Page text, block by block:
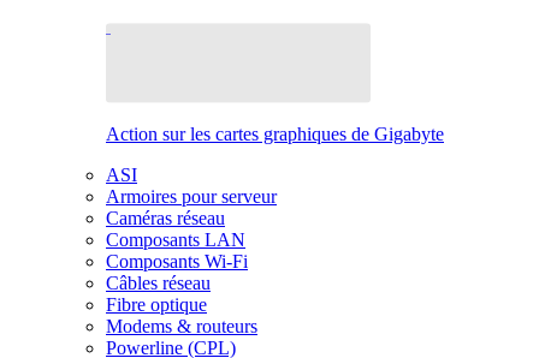
Action sur les cartes graphiques de Gigabyte
ASI
Armoires pour serveur
Caméras réseau
Composants LAN
Composants Wi-Fi
Câbles réseau
Fibre optique
Modems & routeurs
Powerline (CPL)